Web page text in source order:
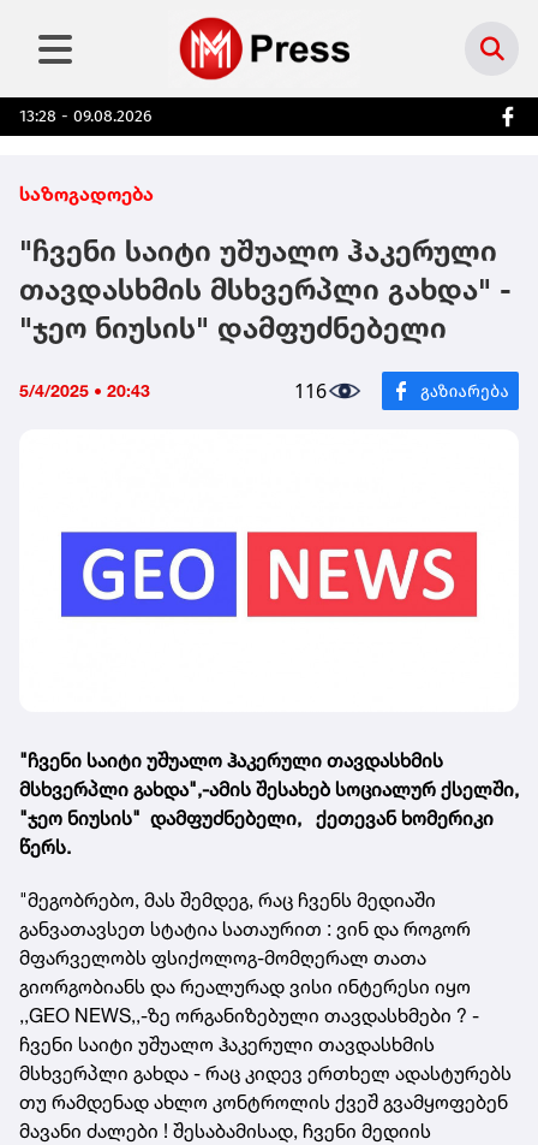
13:28 - 09.08.2026
საზოგადოება
"ჩვენი საიტი უშუალო ჰაკერული
თავდასხმის მსხვერპლი გახდა" -
"ჯეო ნიუსის" დამფუძნებელი
5/4/2025 • 20:43 116
"ჩვენი საიტი უშუალო ჰაკერული თავდასხმის
მსხვერპლი გახდა",-ამის შესახებ სოციალურ ქსელში,
"ჯეო ნიუსის" დამფუძნებელი, ქეთევან ხომერიკი
წერს.
"მეგობრებო, მას შემდეგ, რაც ჩვენს მედიაში
განვათავსეთ სტატია სათაურით : ვინ და როგორ
მფარველობს ფსიქოლოგ-მომღერალ თათა
გიორგობიანს და რეალურად ვისი ინტერესი იყო
,,GEO NEWS,,-ზე ორგანიზებული თავდასხმები ? -
ჩვენი საიტი უშუალო ჰაკერული თავდასხმის
მსხვერპლი გახდა - რაც კიდევ ერთხელ ადასტურებს
თუ რამდენად ახლო კონტროლის ქვეშ გვამყოფებენ
მავანი ძალები ! შესაბამისად, ჩვენი მედიის